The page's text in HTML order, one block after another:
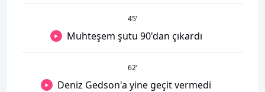
45’
Muhteşem şutu 90'dan çıkardı
62’
Deniz Gedson'a yine geçit vermedi